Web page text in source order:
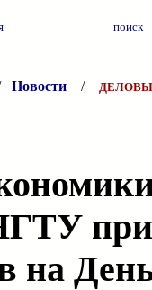
поиск
Новости /
на